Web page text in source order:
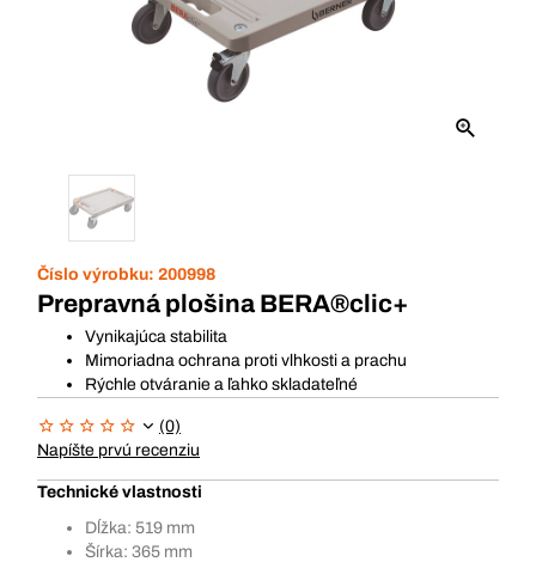
Číslo výrobku: 200998
Prepravná plošina BERA®clic+
Vynikajúca stabilita
Mimoriadna ochrana proti vlhkosti a prachu
Rýchle otváranie a ľahko skladateľné
(0)
Napíšte prvú recenziu
Technické vlastnosti
Dĺžka: 519 mm
Šírka: 365 mm